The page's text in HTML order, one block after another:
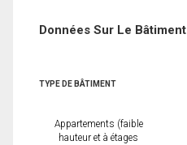
Données Sur Le Bâtiment
TYPE DE BÂTIMENT
Appartements (faible
hauteur et à étages